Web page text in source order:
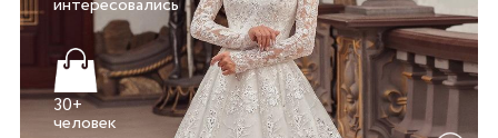
интересовались
30+
человек